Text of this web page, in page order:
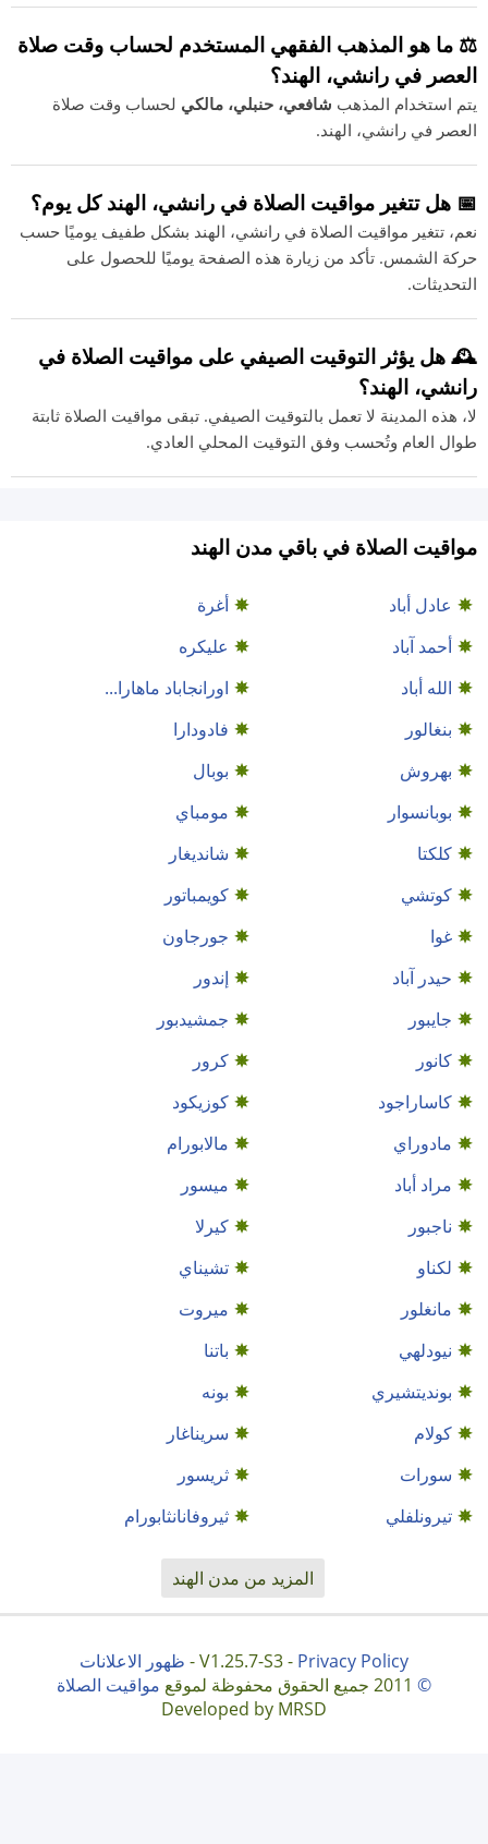
⚖️ ما هو المذهب الفقهي المستخدم لحساب وقت صلاة
العصر في رانشي، الهند؟
يتم استخدام المذهب شافعي، حنبلي، مالكي لحساب وقت صلاة
العصر في رانشي، الهند.
📅 هل تتغير مواقيت الصلاة في رانشي، الهند كل يوم؟
نعم، تتغير مواقيت الصلاة في رانشي، الهند بشكل طفيف يوميًا حسب
حركة الشمس. تأكد من زيارة هذه الصفحة يوميًا للحصول على
التحديثات.
🕰️ هل يؤثر التوقيت الصيفي على مواقيت الصلاة في
رانشي، الهند؟
لا، هذه المدينة لا تعمل بالتوقيت الصيفي. تبقى مواقيت الصلاة ثابتة
طوال العام وتُحسب وفق التوقيت المحلي العادي.
مواقيت الصلاة في باقي مدن الهند
عادل أباد
أغرة
أحمد آباد
عليكره
الله أباد
اورانجاباد ماهارا...
بنغالور
فادودارا
بهروش
بوبال
بوبانسوار
مومباي
كلكتا
شانديغار
كوتشي
كويمباتور
غوا
جورجاون
حيدر آباد
إندور
جايبور
جمشيدبور
كانور
كرور
كاساراجود
كوزيكود
مادوراي
مالابورام
مراد أباد
ميسور
ناجبور
كيرلا
لكناو
تشيناي
مانغلور
ميروت
نيودلهي
باتنا
بونديتشيري
بونه
كولام
سريناغار
سورات
ثريسور
تيرونلفلي
ثيروفانانثابورام
المزيد من مدن الهند
V1.25.7-S3 - Privacy Policy
- ظهور الاعلانات
©
مواقيت الصلاة
Developed by MRSD